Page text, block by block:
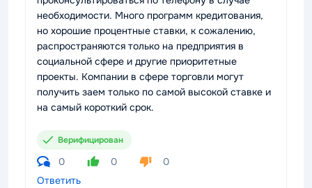
необходимости. Много программ кредитования,
но хорошие процентные ставки, к сожалению,
распространяются только на предприятия в
социальной сфере и другие приоритетные
проекты. Компании в сфере торговли могут
получить заем только по самой высокой ставке и
на самый короткий срок.
Верифицирован
0 0
0
Ответить